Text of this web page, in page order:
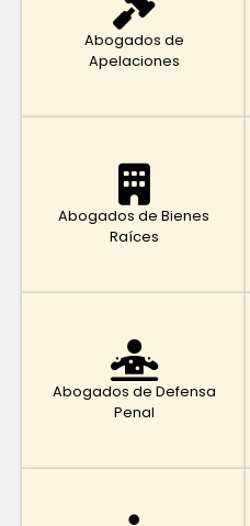
Abogados de
Apelaciones
Abogados de Bienes
Raíces
Abogados de Defensa
Penal